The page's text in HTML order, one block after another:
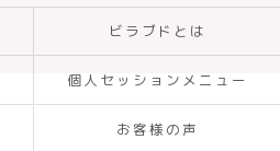
ビラブドとは
個人セッションメニュー
お客様の声